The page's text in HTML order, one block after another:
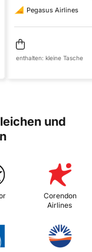
Pegasus Airlines
enthalten: kleine Tasche
und
Corendon
Airlines